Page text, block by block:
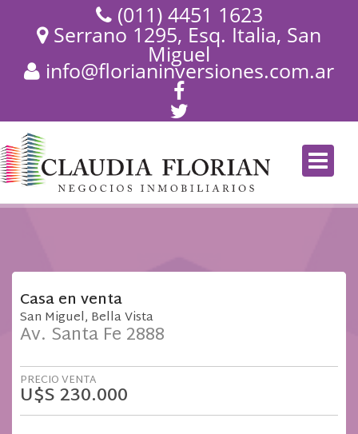
(011) 4451 1623
Serrano 1295, Esq. Italia, San
Miguel
info@florianinversiones.com.ar